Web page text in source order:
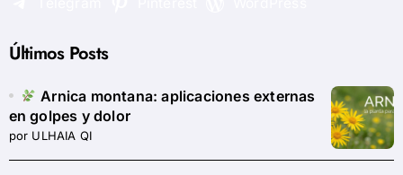
Últimos Posts
Arnica montana: aplicaciones externas
en golpes y dolor
por ULHAIA QI